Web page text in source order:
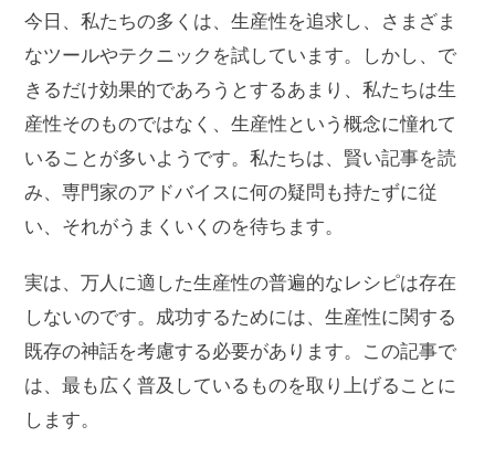
今日、私たちの多くは、生産性を追求し、さまざま
なツールやテクニックを試しています。しかし、で
きるだけ効果的であろうとするあまり、私たちは生
産性そのものではなく、生産性という概念に憧れて
いることが多いようです。私たちは、賢い記事を読
み、専門家のアドバイスに何の疑問も持たずに従
い、それがうまくいくのを待ちます。
実は、万人に適した生産性の普遍的なレシピは存在
しないのです。成功するためには、生産性に関する
既存の神話を考慮する必要があります。この記事で
は、最も広く普及しているものを取り上げることに
します。